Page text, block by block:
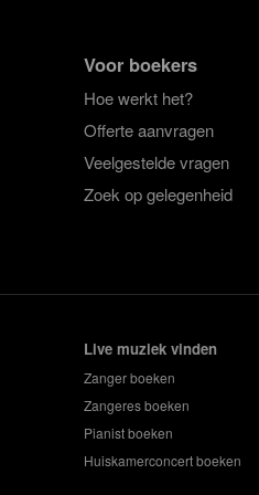
Voor boekers
Hoe werkt het?
Offerte aanvragen
Veelgestelde vragen
Zoek op gelegenheid
Live muziek vinden
Zanger boeken
Zangeres boeken
Pianist boeken
Huiskamerconcert boeken